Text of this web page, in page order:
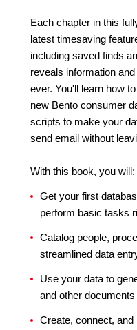
Each chapter in this
latest timesaving
including saved finds
reveals information
ever. You'll learn how
new Bento consumer
scripts to make your
send email without
With this book, you will:
Get your first
perform basic tasks
Catalog people,
streamlined data
Use your data to
and other
Create, connect,